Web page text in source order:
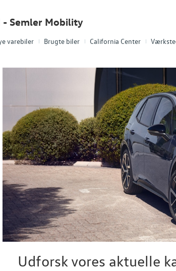
varebiler Brugte biler California Center
Semler Mobility
Udforsk vores aktuelle